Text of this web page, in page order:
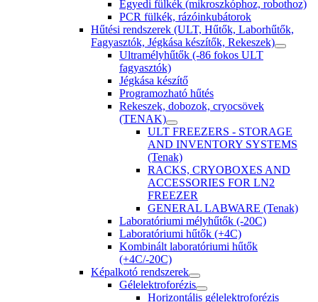
Egyedi fülkék (mikroszkóphoz, robothoz)
PCR fülkék, rázóinkubátorok
Hűtési rendszerek (ULT, Hűtők, Laborhűtők,
Fagyasztók, Jégkása készítők, Rekeszek)
Ultramélyhűtők (-86 fokos ULT
fagyasztók)
Jégkása készítő
Programozható hűtés
Rekeszek, dobozok, cryocsövek
(TENAK)
ULT FREEZERS - STORAGE
AND INVENTORY SYSTEMS
(Tenak)
RACKS, CRYOBOXES AND
ACCESSORIES FOR LN2
FREEZER
GENERAL LABWARE (Tenak)
Laboratóriumi mélyhűtők (-20C)
Laboratóriumi hűtők (+4C)
Kombinált laboratóriumi hűtők
(+4C/-20C)
Képalkotó rendszerek
Gélelektroforézis
Horizontális gélelektroforézis